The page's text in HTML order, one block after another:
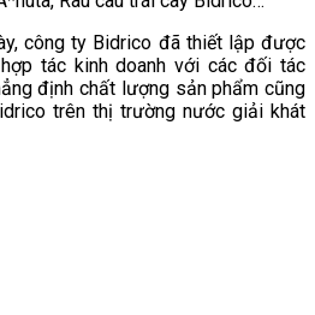
công ty Bidrico đã thiết lập được
tác kinh doanh với các đối tác
định chất lượng sản phẩm cũng
trên thị trường nước giải khát